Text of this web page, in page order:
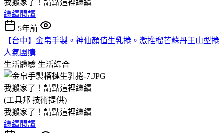
我搬家了！請點這裡繼續
繼續閱讀
5年前
【台中】金帛手製。神仙顏值生乳捲。激推榴芒蘇丹王山型捲
人氣團購
生活體驗 生活綜合
我搬家了！請點這裡繼續
(工具邦 技術提供)
我搬家了！請點這裡繼續
繼續閱讀